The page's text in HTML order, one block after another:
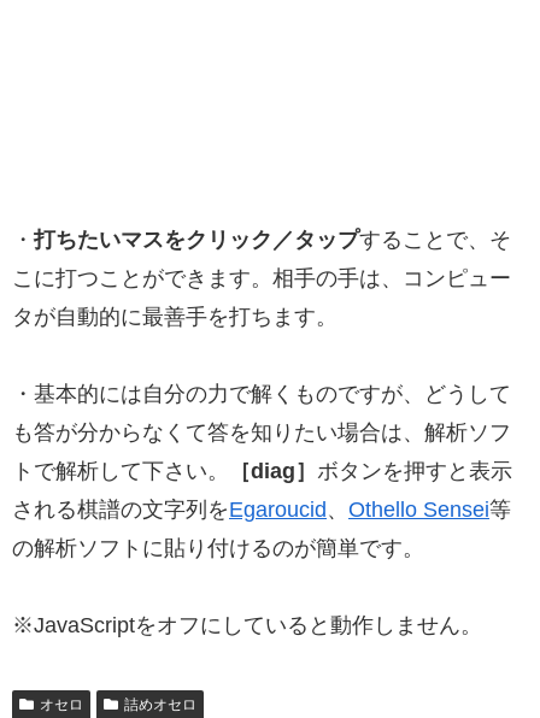
・打ちたいマスをクリック／タップすることで、そ
こに打つことができます。相手の手は、コンピュー
タが自動的に最善手を打ちます。
・基本的には自分の力で解くものですが、どうして
も答が分からなくて答を知りたい場合は、解析ソフ
トで解析して下さい。
［diag］ ボタンを押すと表示
される棋譜の文字列をEgaroucid、 Othello Sensei等
の解析ソフトに貼り付けるのが簡単です。
※JavaScriptをオフにしていると動作しません。
オセロ 詰めオセロ